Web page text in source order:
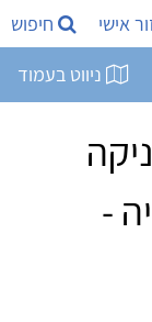
אישי חיפוש
ניווט בעמוד
-